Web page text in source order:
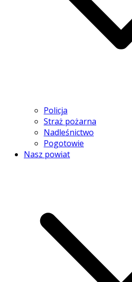
Policja
Straż pożarna
Nadleśnictwo
Pogotowie
Nasz powiat